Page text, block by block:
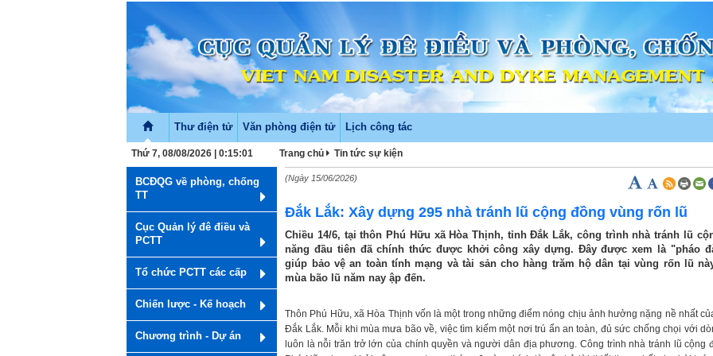
Thư điện tử Văn phòng điện tử Lịch công tác
Thứ 7, 08/08/2026 | 0:15:01 Trang chủ Tin tức sự kiện
BCĐQG về phòng, chống
TT
Cục Quản lý đê điều và
PCTT
Tổ chức PCTT các cấp
Chiến lược - Kế hoạch
Chương trình - Dự án
(Ngày 15/06/2026)
Đắk Lắk: Xây dựng 295 nhà tránh lũ cộng đồng vùng rốn lũ
Chiều 14/6, tại thôn Phú Hữu xã Hòa Thịnh, tỉnh Đắk Lắk, công trình nhà tránh lũ
năng đầu tiên đã chính thức được khởi công xây dựng. Đây được xem là "pháo
giúp bảo vệ an toàn tính mạng và tài sản cho hàng trăm hộ dân tại vùng rốn lũ
mùa bão lũ năm nay ập đến.
Thôn Phú Hữu, xã Hòa Thịnh vốn là một trong những điểm nóng chịu ảnh hưởng nặng nề nhất
Đắk Lắk. Mỗi khi mùa mưa bão về, việc tìm kiếm một nơi trú ẩn an toàn, đủ sức chống chọi với
luôn là nỗi trăn trở lớn của chính quyền và người dân địa phương. Công trình nhà tránh lũ cộng